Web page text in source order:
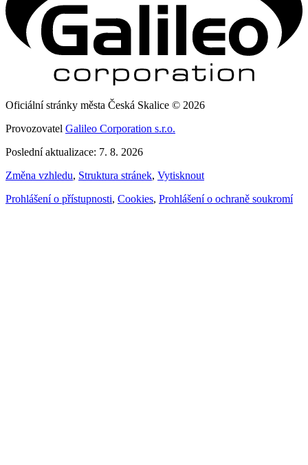
Oficiální stránky města Česká Skalice © 2026
Provozovatel Galileo Corporation s.r.o.
Poslední aktualizace: 7. 8. 2026
Změna vzhledu, Struktura stránek, Vytisknout
Prohlášení o přístupnosti, Cookies, Prohlášení o ochraně soukromí